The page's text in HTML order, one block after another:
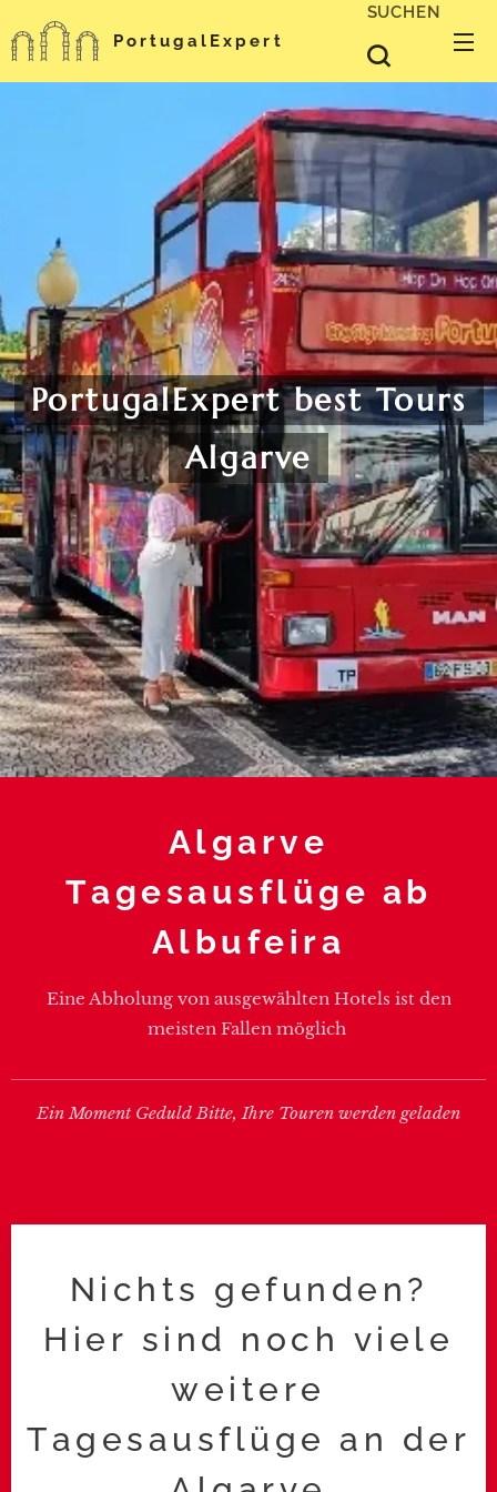
PortugalExpert
SUCHEN
PortugalExpert best Tours
Algarve
Algarve
Tagesausflüge ab
Albufeira
Eine Abholung von ausgewählten Hotels ist den
meisten Fallen möglich
Ein Moment Geduld Bitte, Ihre Touren werden geladen
Nichts gefunden?
Hier sind noch viele
weitere
Tagesausflüge an der